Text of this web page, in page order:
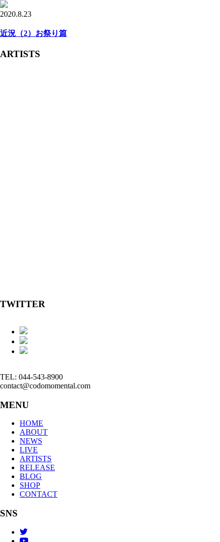
2020.8.23
近況（2）お祭り篇
ARTISTS
TWITTER
TEL: 044-543-8900
contact@codomomental.com
MENU
HOME
ABOUT
NEWS
LIVE
ARTISTS
RELEASE
BLOG
SHOP
CONTACT
SNS